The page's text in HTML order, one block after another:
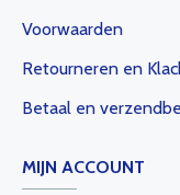
Voorwaarden
Retourneren en
Betaal en
MIJN ACCOUNT